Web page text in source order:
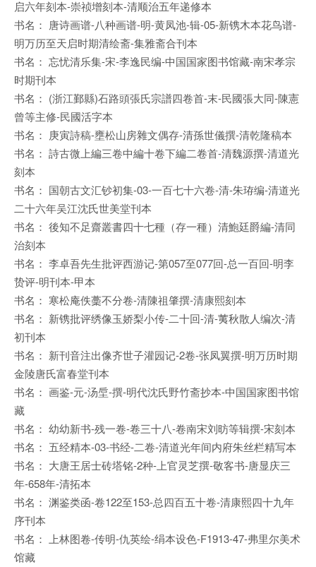
启六年刻本-崇祯增刻本-清顺治五年递修本
书名： 唐诗画谱-八种画谱-明-黄凤池-辑-05-新镌木本花鸟谱-
明万历至天启时期清绘斋-集雅斋合刊本
书名： 忘忧清乐集-宋-李逸民编-中国国家图书馆藏-南宋孝宗
时期刊本
书名： (浙江鄞縣)石路頭張氏宗譜四卷首-末-民國張大同-陳憲
曾等主修-民國活字本
书名： 庚寅詩稿-壅松山房雜文偶存-清孫世儀撰-清乾隆稿本
书名： 詩古微上編三卷中編十卷下編二卷首-清魏源撰-清道光
刻本
书名： 国朝古文汇钞初集-03-一百七十六卷-清-朱珔编-清道光
二十六年吴江沈氏世美堂刊本
书名： 後知不足齋叢書四十七種（存一種）清鮑廷爵編-清同
治刻本
书名： 李卓吾先生批评西游记-第057至077回-总一百回-明李
贽评-明刊本-甲本
书名： 寒松庵佚藳不分卷-清陳祖肇撰-清康熙刻本
书名： 新镌批评绣像玉娇梨小传-二十回-清-荑秋散人编次-清
初刊本
书名： 新刊音注出像齐世子灌园记-2卷-张凤翼撰-明万历时期
金陵唐氏富春堂刊本
书名： 画鉴-元-汤垕-撰-明代沈氏野竹斋抄本-中国国家图书馆
藏
书名： 幼幼新书-残一卷-卷三十八-卷南宋刘昉等辑撰-宋刻本
书名： 五经精本-03-书经-二卷-清道光年间内府朱丝栏精写本
书名： 大唐王居士砖塔铭-2种-上官灵芝撰-敬客书-唐显庆三
年-658年-清拓本
书名： 渊鉴类函-卷122至153-总四百五十卷-清康熙四十九年
序刊本
书名： 上林图卷-传明-仇英绘-绢本设色-F1913-47-弗里尔美术
馆藏